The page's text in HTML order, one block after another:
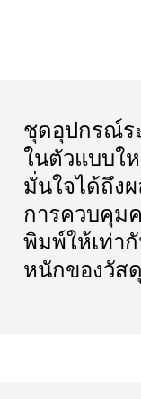
ชุดอุปกรณ์ร
ในตัวแบบใ
มั่นใจได้ถึง
การควบคุม
พิมพ์ให้เท่า
หนักของวัส